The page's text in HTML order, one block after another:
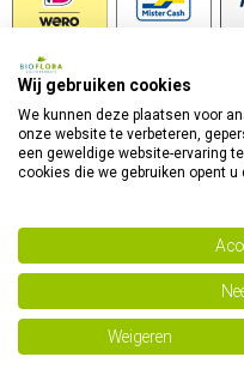
Powered
Copyright 2026
Wij gebruiken cookies
We kunnen deze plaatsen voor
onze website te verbeteren,
een geweldige website-ervaring
cookies die we gebruiken opent u
Weigeren